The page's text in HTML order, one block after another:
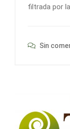
filtrada por
Sin